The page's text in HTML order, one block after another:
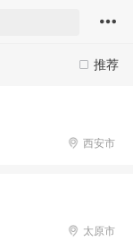
推荐
西安市
太原市